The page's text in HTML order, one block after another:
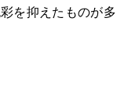
を抑えたものが多